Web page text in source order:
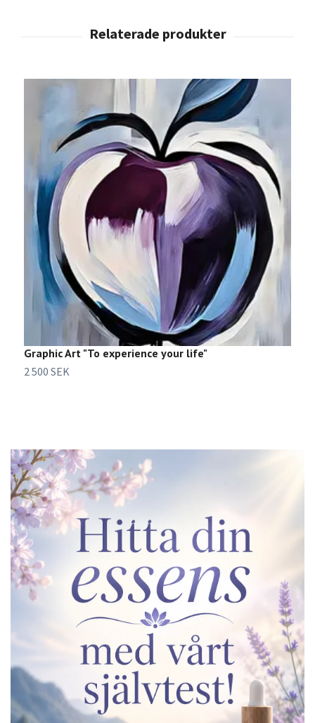
Graphic Art "To experience your life"
2 500 SEK